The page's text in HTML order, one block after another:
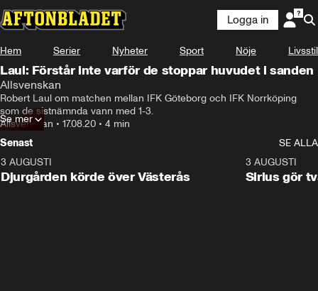
Logga in
Hem Serier Nyheter Sport Nöje Livsstil
Laul: Förstår inte varför de stoppar huvudet i sanden
Allsvenskan
Robert Laul om matchen mellan IFK Göteborg och IFK Norrköping
som de sistnämnda vann med 1-3.
Allsvenskan • 17.08.20 • 4 min
Se mer
Senast
SE ALLA
3 AUGUSTI
Djurgården körde över Västerås
3 AUGUSTI
Sirius gör